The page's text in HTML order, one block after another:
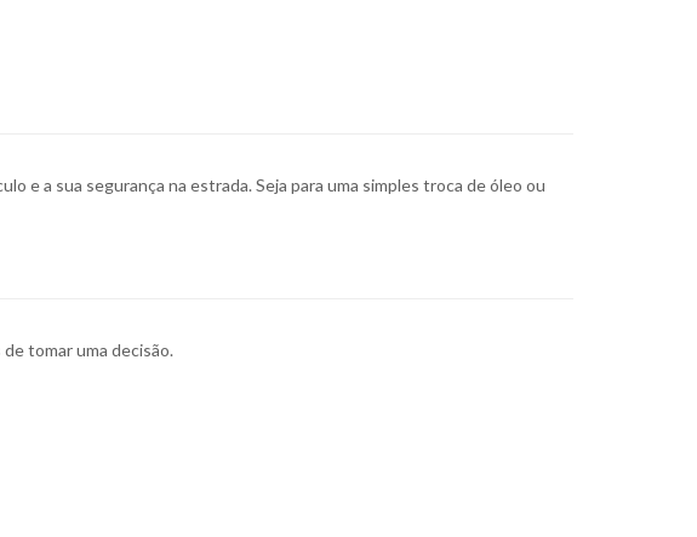
e a sua segurança na estrada. Seja para uma simples troca de óleo ou
tomar uma decisão.